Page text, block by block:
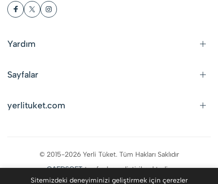
Yardım
Sayfalar
yerlituket.com
© 2015-2026 Yerli Tüket. Tüm Hakları Saklıdır
CAFDSOFTtarafından geliştirilmektedir.
Sitemizdeki deneyiminizi geliştirmek için çerezler